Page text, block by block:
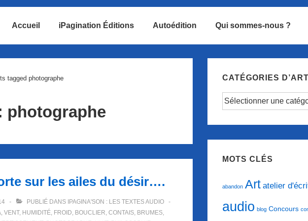
Accueil iPagination Éditions Autoédition Qui sommes-nous ?
tagged photographe
photographe
sur les ailes du désir….
PUBLIÉ DANS IPAGINA'SON : LES TEXTES AUDIO
, VENT, HUMIDITÉ, FROID, BOUCLIER, CONTAIS, BRUMES,
CATÉGORIES
Catégories
MOTS CLÉS
abandon Art atelier
audio blog Concours